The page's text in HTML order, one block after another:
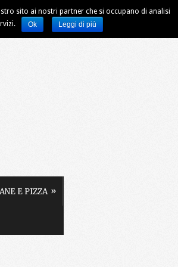
E PIZZA »
sito ai nostri partner che si occupano di analisi
Ok Leggi di più